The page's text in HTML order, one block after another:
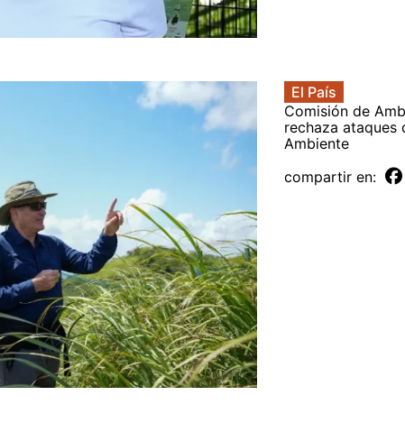
El País
Comisión de
rechaza ataques
Ambiente
compartir en: